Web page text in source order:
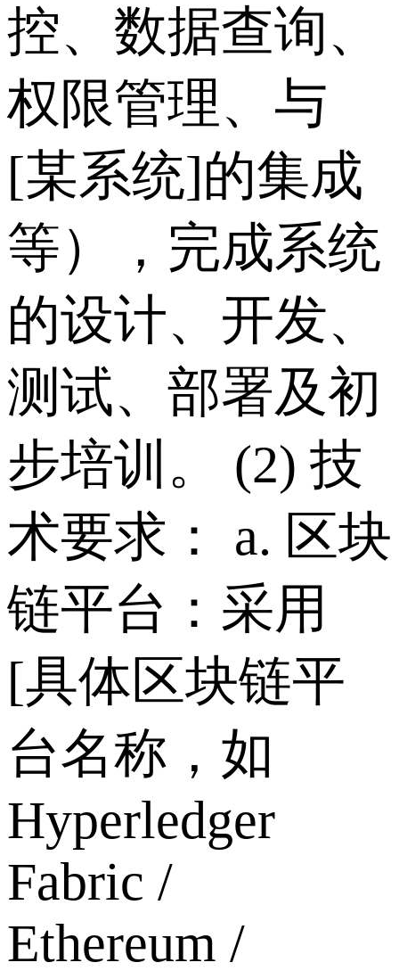
控、数据查询、
权限管理、与
[某系统]的集成
等），完成系统
的设计、开发、
测试、部署及初
步培训。 (2) 技
术要求： a. 区块
链平台：采用
[具体区块链平
台名称，如
Hyperledger
Fabric /
Ethereum /